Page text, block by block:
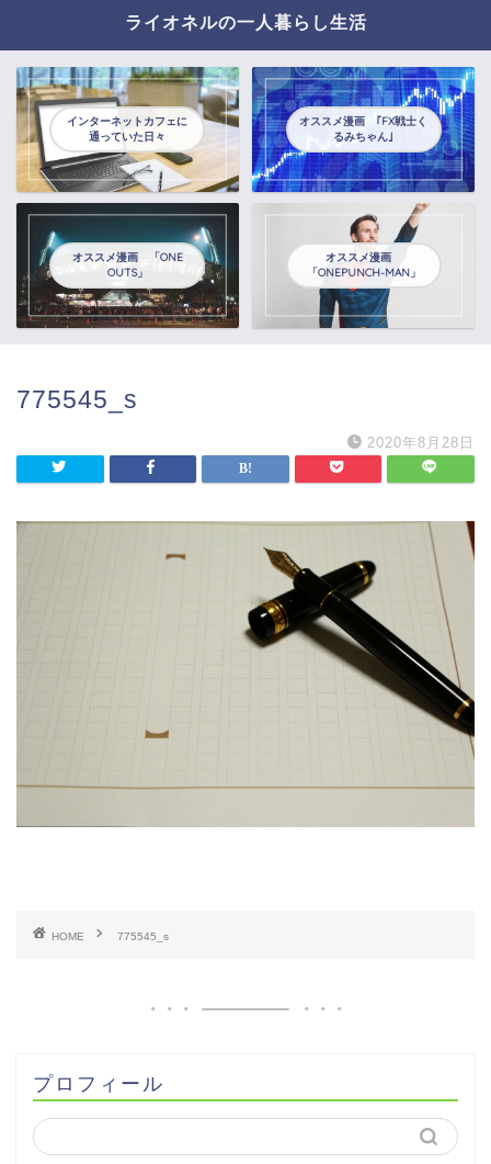
ライオネルの一人暮らし生活
インターネットカフェに
通っていた日々
オススメ漫画 ｢FX戦士く
るみちゃん｣
オススメ漫画 「ONE
OUTS」
オススメ漫画
「ONEPUNCH-MAN」
775545_s
2020年8月28日
HOME 775545_s
プロフィール